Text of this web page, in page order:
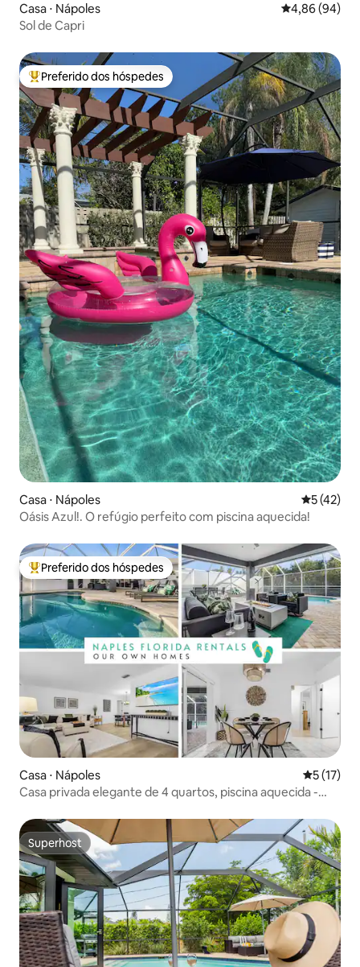
Casa ⋅ Nápoles 4,86 de uma
4,86 (94)
Sol de Capri
Entre os melhores preferidos dos hóspedes
Preferido dos hóspedes
Casa ⋅ Nápoles 5 de uma
5 (42)
Oásis Azul!. O refúgio perfeito com piscina aquecida!
Entre os melhores preferidos dos hóspedes
Preferido dos hóspedes
Casa ⋅ Nápoles 5 de uma
5 (17)
Casa privada elegante de 4 quartos, piscina aquecida -
Superhost
Superhost